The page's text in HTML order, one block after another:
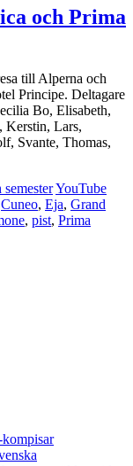
och Prima
till Alperna och
Principe. Deltagare
Bo, Elisabeth,
Kerstin, Lars,
Svante, Thomas,
YouTube
Cuneo, Eja, Grand
, pist, Prima